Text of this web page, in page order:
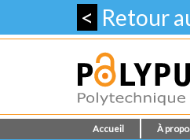
< Retour
Accueil À